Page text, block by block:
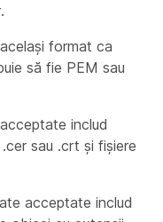
format ca
să fie PEM sau
includ
sau .crt și fișiere
acceptate includ